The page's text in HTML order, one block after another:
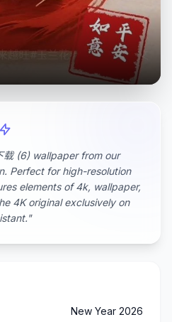
载 (6) wallpaper from our
Perfect for high-resolution
elements of 4k, wallpaper,
4K original exclusively on
New Year 2026